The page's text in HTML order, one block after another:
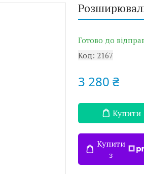
Готово до
Код: 2167
3 280 ₴
Купити
Купити
з